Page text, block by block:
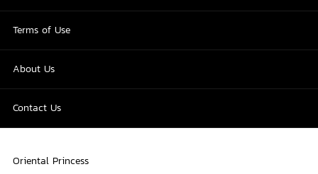
Terms of Use
About Us
Contact Us
Oriental Princess